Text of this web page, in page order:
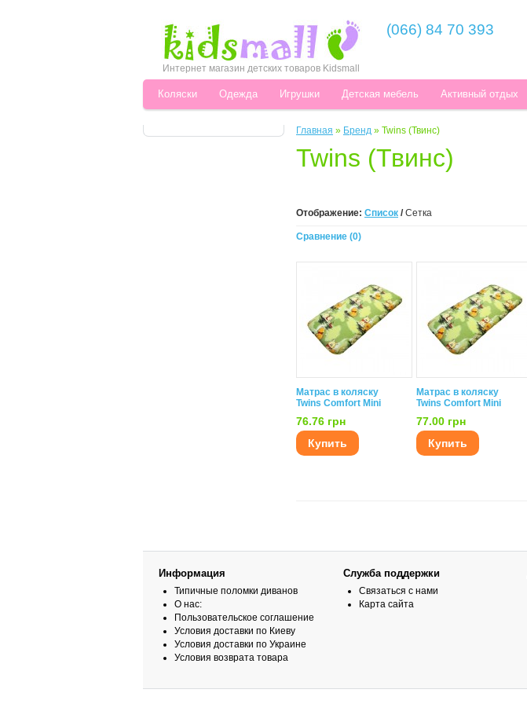
Интернет магазин детских товаров Kidsmall
(066) 84 70 393
Коляски Одежда Игрушки Детская мебель Активный отдых
Главная » Бренд » Twins (Твинс)
Twins (Твинс)
Отображение: Список /Сетка
Сравнение (0)
Матрас в коляску
Twins Comfort Mini
76.76 грн
Купить
Матрас в коляску
Twins Comfort Mini
77.00 грн
Купить
Информация
Типичные поломки диванов
О нас:
Пользовательское соглашение
Условия доставки по Киеву
Условия доставки по Украине
Условия возврата товара
Служба поддержки
Связаться с нами
Карта сайта